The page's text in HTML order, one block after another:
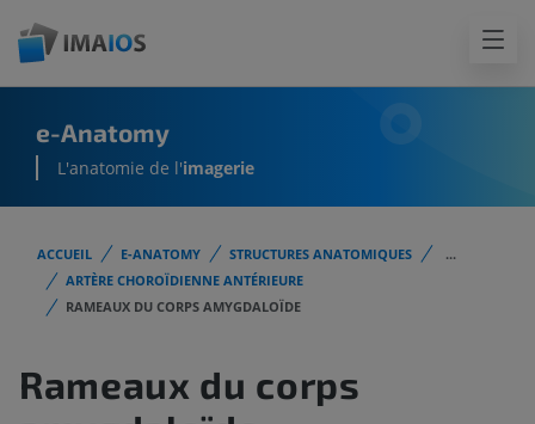
e-Anatomy
L'anatomie de l'imagerie
ACCUEIL E-ANATOMY STRUCTURES ANATOMIQUES
...
ARTÈRE CHOROÏDIENNE ANTÉRIEURE
RAMEAUX DU CORPS AMYGDALOÏDE
Rameaux du corps